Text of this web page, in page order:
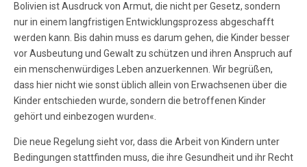
Bolivien ist Ausdruck von Armut, die nicht per Gesetz, sondern
nur in einem langfristigen Entwicklungsprozess abgeschafft
werden kann. Bis dahin muss es darum gehen, die Kinder besser
vor Ausbeutung und Gewalt zu schützen und ihren Anspruch auf
ein menschenwürdiges Leben anzuerkennen. Wir begrüßen,
dass hier nicht wie sonst üblich allein von Erwachsenen über die
Kinder entschieden wurde, sondern die betroffenen Kinder
gehört und einbezogen wurden«.
Die neue Regelung sieht vor, dass die Arbeit von Kindern unter
Bedingungen stattfinden muss, die ihre Gesundheit und ihr Recht